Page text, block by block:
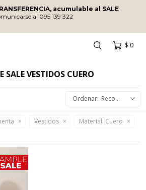
acumulable al SALE
al 095 139 322
$ 0
SALE VESTIDOS CUERO
Recomendados
Vestidos Material: Cuero